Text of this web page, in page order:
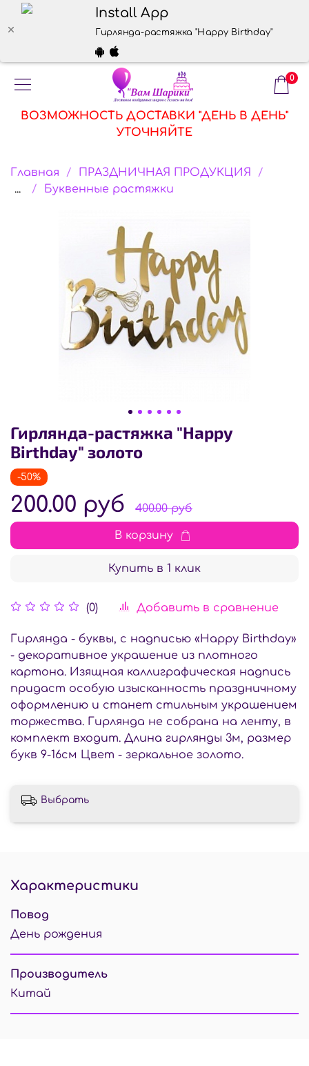
Install App
Гирлянда-растяжка "Happy Birthday"
0
ВОЗМОЖНОСТЬ ДОСТАВКИ "ДЕНЬ В ДЕНЬ"
УТОЧНЯЙТЕ
Главная
ПРАЗДНИЧНАЯ ПРОДУКЦИЯ
...
Буквенные растяжки
Гирлянда-растяжка "Happy
Birthday" золото
(0) Добавить в сравнение
-50%
200.00 руб 400.00 руб
В корзину
Купить в 1 клик
Гирлянда - буквы, с надписью «Happy Birthday»
- декоративное украшение из плотного
картона. Изящная каллиграфическая надпись
придаст особую изысканность праздничному
оформлению и станет стильным украшением
торжества. Гирлянда не собрана на ленту, в
комплект входит. Длина гирлянды 3м, размер
букв 9-16см Цвет - зеркальное золото.
Выбрать
Характеристики
Повод
День рождения
Производитель
Китай